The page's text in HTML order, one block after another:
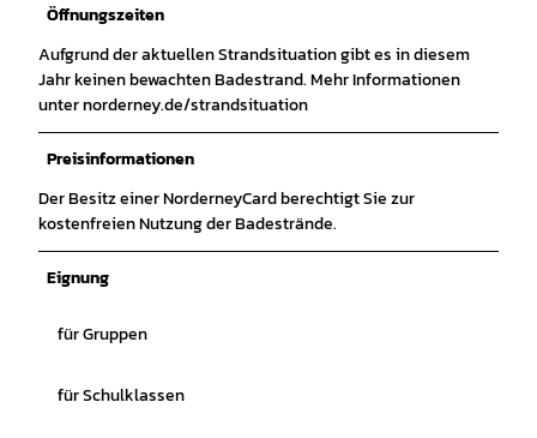
Öffnungszeiten
Aufgrund der aktuellen Strandsituation gibt es in diesem
Jahr keinen bewachten Badestrand. Mehr Informationen
unter norderney.de/strandsituation
Preisinformationen
Der Besitz einer NorderneyCard berechtigt Sie zur
kostenfreien Nutzung der Badestrände.
Eignung
für Gruppen
für Schulklassen